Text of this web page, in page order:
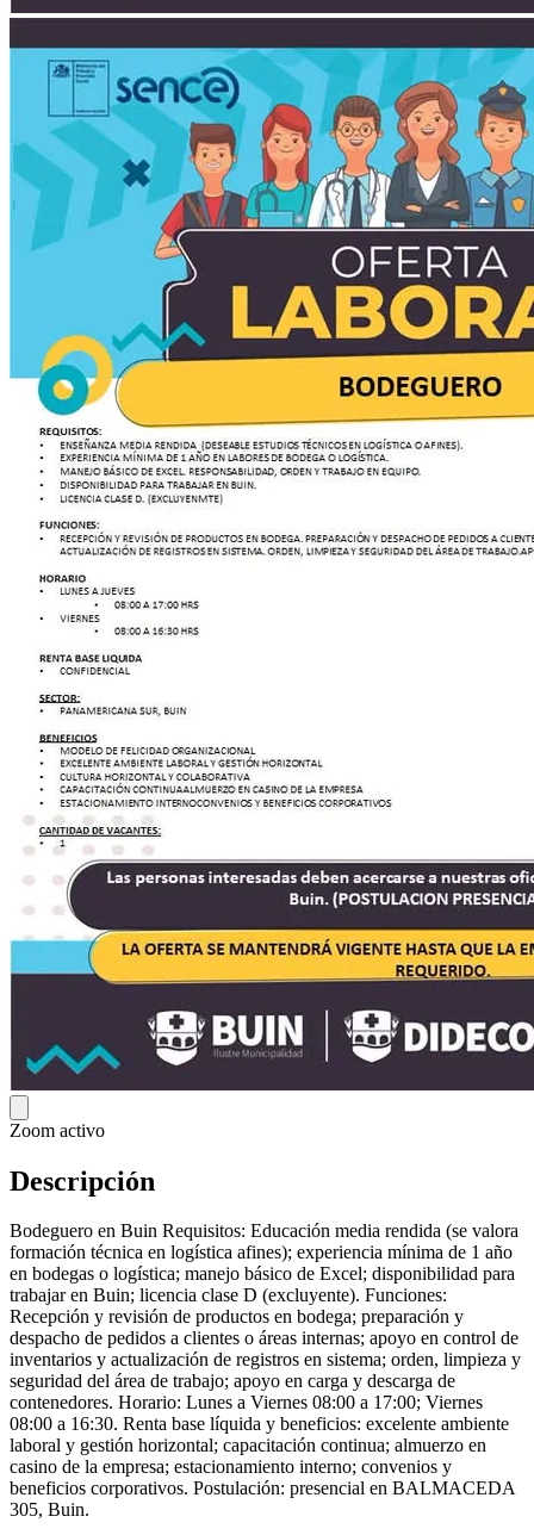
Zoom activo
Descripción
Bodeguero en Buin Requisitos: Educación media rendida (se valora
formación técnica en logística afines); experiencia mínima de 1 año
en bodegas o logística; manejo básico de Excel; disponibilidad para
trabajar en Buin; licencia clase D (excluyente). Funciones:
Recepción y revisión de productos en bodega; preparación y
despacho de pedidos a clientes o áreas internas; apoyo en control de
inventarios y actualización de registros en sistema; orden, limpieza y
seguridad del área de trabajo; apoyo en carga y descarga de
contenedores. Horario: Lunes a Viernes 08:00 a 17:00; Viernes
08:00 a 16:30. Renta base líquida y beneficios: excelente ambiente
laboral y gestión horizontal; capacitación continua; almuerzo en
casino de la empresa; estacionamiento interno; convenios y
beneficios corporativos. Postulación: presencial en BALMACEDA
305, Buin.